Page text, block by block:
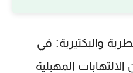
والبكتيرية: في
المهبلية